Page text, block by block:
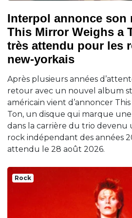
Interpol annonce son
This Mirror Weighs a
très attendu pour les
new-yorkais
Après plusieurs années
retour avec un nouvel album
américain vient d’annoncer
Ton, un disque qui marque
dans la carrière du trio devenu
rock indépendant des années
attendu le 28 août 2026.
Rock